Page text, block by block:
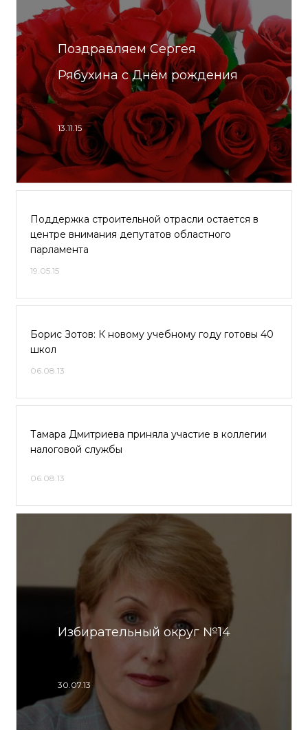
Поздравляем Сергея
Рябухина с Днём рождения
13.11.15
Поддержка строительной отрасли остается в
центре внимания депутатов областного
парламента
19.05.15
Борис Зотов: К новому учебному году готовы 40
школ
06.08.13
Тамара Дмитриева приняла участие в коллегии
налоговой службы
06.08.13
Избирательный округ №14
30.07.13